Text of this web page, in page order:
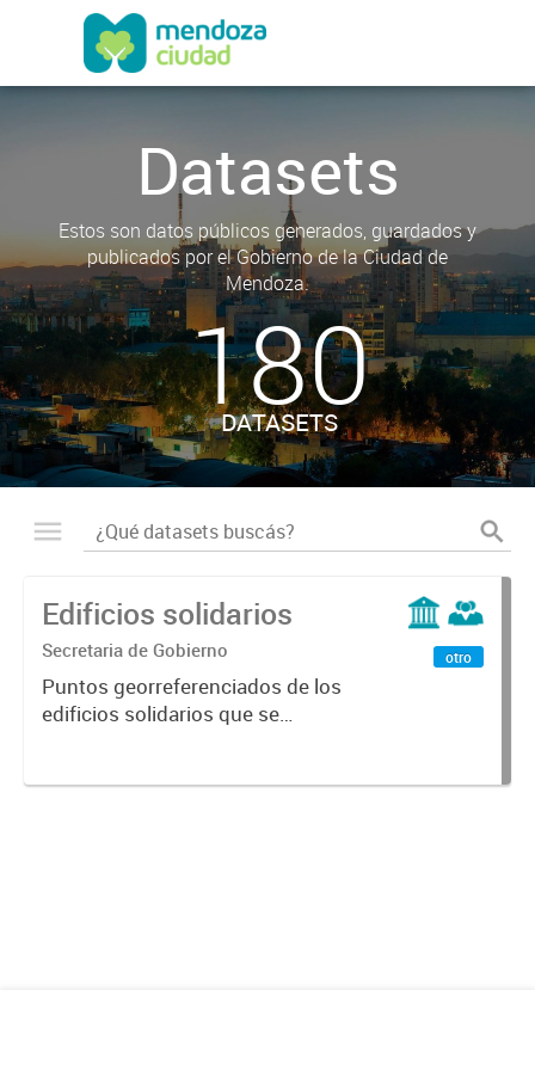
Datasets
Estos son datos públicos generados, guardados y
publicados por el Gobierno de la Ciudad de
Mendoza.
180
DATASETS
Edificios solidarios
Secretaria de Gobierno
Puntos georreferenciados de los
edificios solidarios que se
otro